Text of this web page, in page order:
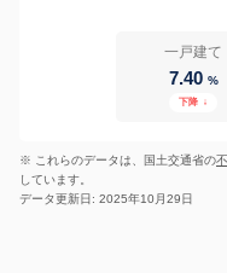
一戸建て
7.40 %
下降 ↓
※ これらのデータは、国土交通省の
しています。
データ更新日: 2025年10月29日